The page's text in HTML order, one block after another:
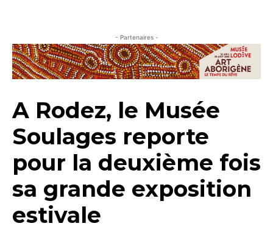
- Partenaires -
A Rodez, le Musée
Soulages reporte
pour la deuxième fois
sa grande exposition
estivale